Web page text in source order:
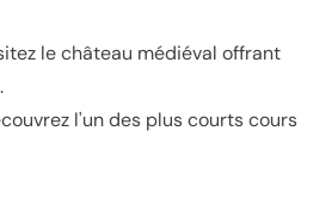
le château médiéval offrant
l'un des plus courts cours